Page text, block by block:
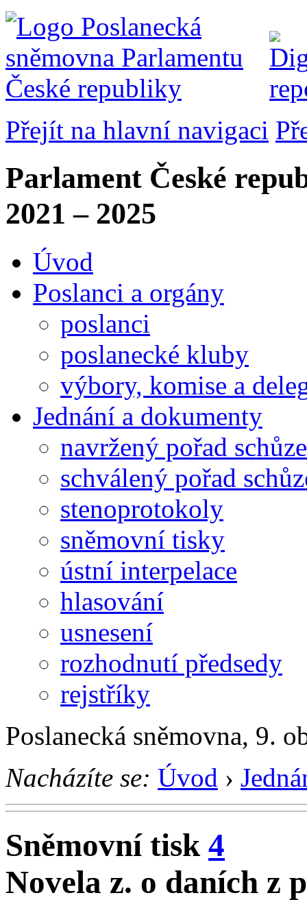
Přejít na hlavní navigaci
Parlament České
2021 – 2025
Úvod
Poslanci a orgány
poslanci
poslanecké kluby
výbory, komise a
Jednání a dokumenty
navržený pořad schůze
schválený pořad
stenoprotokoly
sněmovní tisky
ústní interpelace
hlasování
usnesení
rozhodnutí předsedy
rejstříky
Poslanecká sněmovna, 9.
Nacházíte se: Úvod ›
Sněmovní tisk 4
Novela z. o daních z